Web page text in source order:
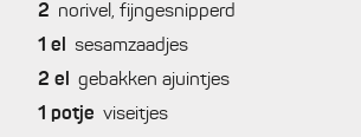
2 norivel, fijngesnipperd
1 el
sesamzaadjes
2 el
gebakken ajuintjes
1 potje viseitjes